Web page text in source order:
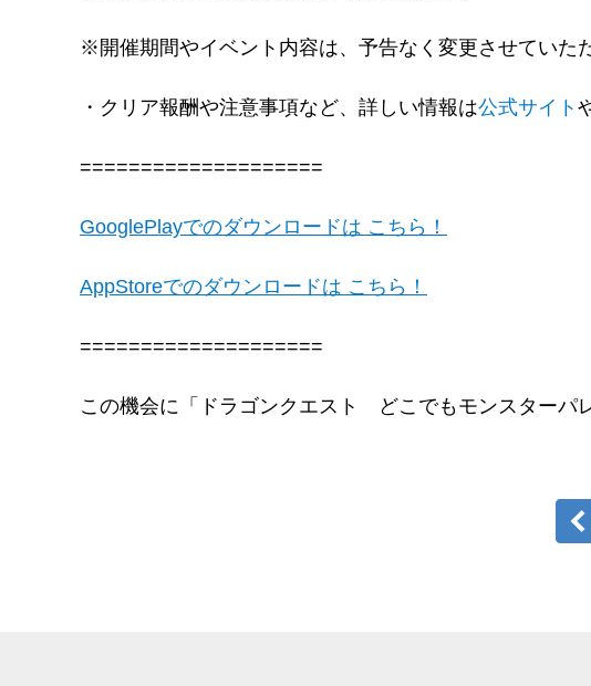
※開催期間やイベント内容は、予告なく変更させていた
・クリア報酬や注意事項など、詳しい情報は公式サイト
====================
GooglePlayでのダウンロードは こちら！
AppStoreでのダウンロードは こちら！
====================
この機会に「ドラゴンクエスト どこでもモンスターパ